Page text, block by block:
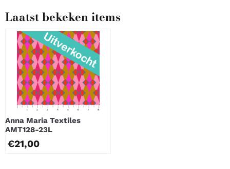
Laatst bekeken items
Anna Maria Textiles
AMT128-23L
€21,00